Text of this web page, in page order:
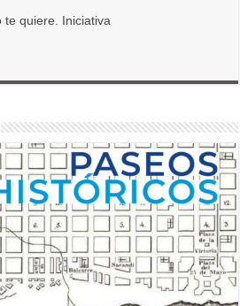
te quiere. Iniciativa